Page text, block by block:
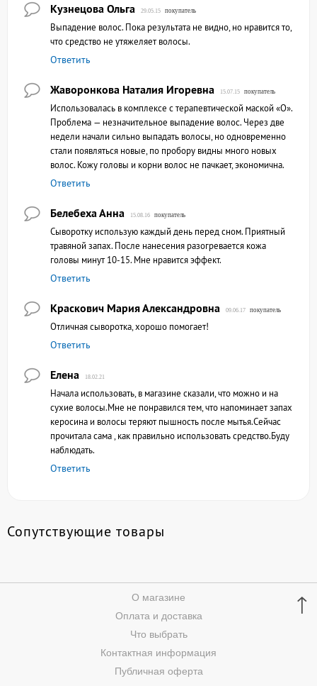
Кузнецова Ольга 29.05.15 покупатель
Выпадение волос. Пока результата не видно, но нравится то,
что средство не утяжеляет волосы.
Ответить
Жаворонкова Наталия Игоревна 15.07.15 покупатель
Использовалась в комплексе с терапевтической маской «О».
Проблема — незначительное выпадение волос. Через две
недели начали сильно выпадать волосы, но одновременно
стали появляться новые, по пробору видны много новых
волос. Кожу головы и корни волос не пачкает, экономична.
Ответить
Белебеха Анна 15.08.16 покупатель
Сыворотку использую каждый день перед сном. Приятный
травяной запах. После нанесения разогревается кожа
головы минут 10-15. Мне нравится эффект.
Ответить
Краскович Мария Александровна 09.06.17 покупатель
Отличная сыворотка, хорошо помогает!
Ответить
Елена 18.02.21
Начала использовать, в магазине сказали, что можно и на
сухие волосы.Мне не понравился тем, что напоминает запах
керосина и волосы теряют пышность после мытья.Сейчас
прочитала сама , как правильно использовать средство.Буду
наблюдать.
Ответить
Сопутствующие товары
↑
О магазине
Оплата и доставка
Что выбрать
Контактная информация
Публичная оферта